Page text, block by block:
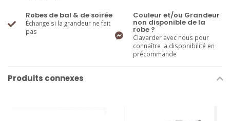
Robes de bal & de soirée
Échange si la grandeur ne fait
pas
Couleur et/ou Grandeur
non disponible de la
robe ?
Clavarder avec nous pour
connaître la disponibilité en
précommande
Produits connexes